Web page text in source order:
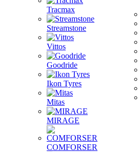
Tracmax
Streamstone
Vittos
Goodride
Ikon Tyres
Mitas
MIRAGE
COMFORSER